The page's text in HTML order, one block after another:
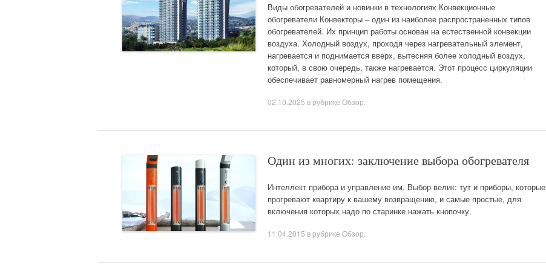
Виды обогревателей и новинки в технологиях Конвекционные
обогреватели Конвекторы – один из наиболее распространенных типов
обогревателей. Их принцип работы основан на естественной конвекции
воздуха. Холодный воздух, проходя через нагревательный элемент,
нагревается и поднимается вверх, вытесняя более холодный воздух,
который, в свою очередь, также нагревается. Этот процесс циркуляции
обеспечивает равномерный нагрев помещения.
02.10.2025 в рубрике Обзор
Один из многих: заключение выбора обогревателя
Интеллект прибора и управление им. Выбор велик: тут и приборы, которые
прогревают квартиру к вашему возвращению, и самые простые, для
включения которых надо по старинке нажать кнопочку.
11.04.2015 в рубрике Обзор